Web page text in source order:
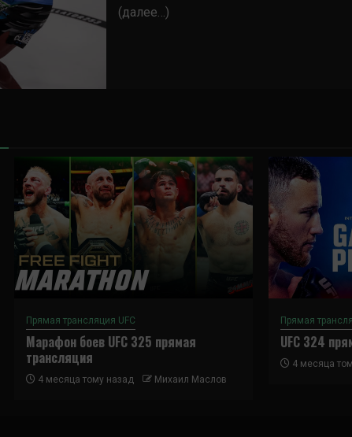
(далее…)
Прямая трансляция UFC
Марафон боев UFC 325 прямая
трансляция
4 месяца тому назад Михаил Маслов
Прямая
UFC 324
4 месяца